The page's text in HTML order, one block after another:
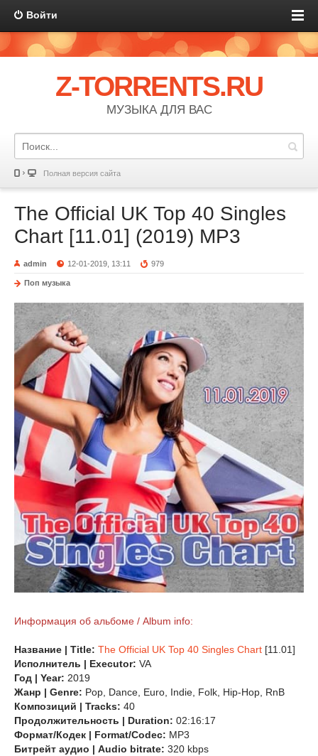
Войти
Z-TORRENTS.RU
МУЗЫКА ДЛЯ ВАС
Полная версия сайта
The Official UK Top 40 Singles
Chart [11.01] (2019) MP3
admin 12-01-2019, 13:11 979
Поп музыка
Информация об альбоме / Album info:
Название | Title: The Official UK Top 40 Singles Chart [11.01]
Исполнитель | Executor: VA
Год | Year: 2019
Жанр | Genre: Pop, Dance, Euro, Indie, Folk, Hip-Hop, RnB
Композиций | Tracks: 40
Продолжительность | Duration: 02:16:17
Формат/Кодек | Format/Codec: MP3
Битрейт аудио | Audio bitrate: 320 kbps